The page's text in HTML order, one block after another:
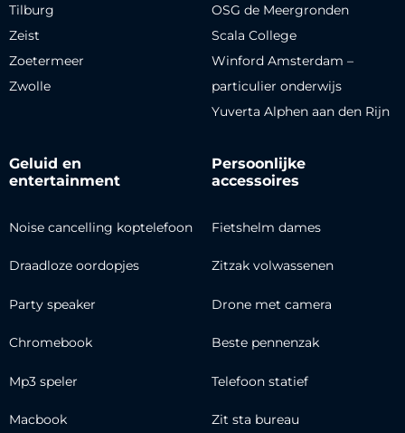
Tilburg
Zeist
Zoetermeer
Zwolle
OSG de Meergronden
Scala College
Winford Amsterdam –
particulier onderwijs
Yuverta Alphen aan den Rijn
Geluid en
entertainment
Noise cancelling koptelefoon
Draadloze oordopjes
Party speaker
Chromebook
Mp3 speler
Macbook
Persoonlijke
accessoires
Fietshelm dames
Zitzak volwassenen
Drone met camera
Beste pennenzak
Telefoon statief
Zit sta bureau